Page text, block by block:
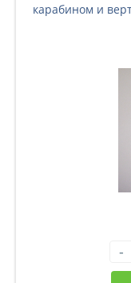
карабином и
-